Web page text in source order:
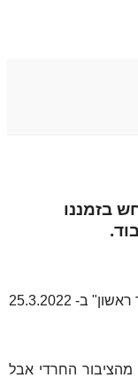
בזמננו
ב- 25.3.2022
מהציבור החרדי אבל